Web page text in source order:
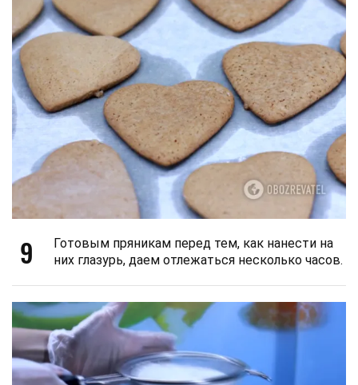
9
Готовым пряникам перед тем, как нанести на
них глазурь, даем отлежаться несколько часов.